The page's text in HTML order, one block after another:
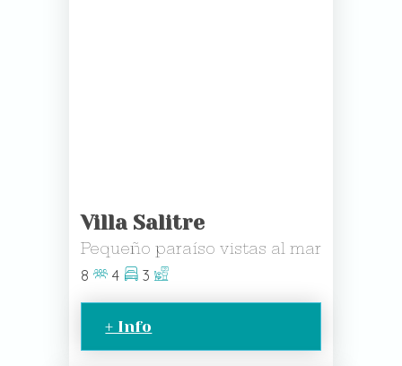
Villa Salitre
Pequeño paraíso vistas al mar
8
4 3
+ Info